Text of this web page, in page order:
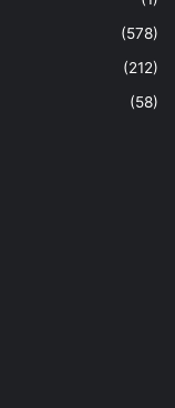
(578)
(212)
(58)